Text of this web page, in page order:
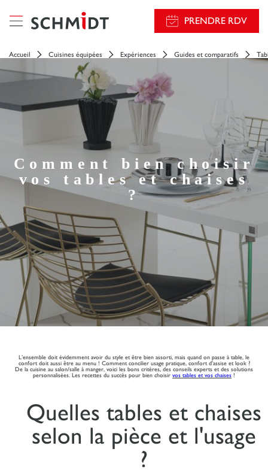
PRENDRE RDV
Accueil Cuisines équipées Expériences Guides et comparatifs
Comment bien choisir
vos tables et chaises
?
L’ensemble doit évidemment avoir du style et être bien assorti, mais quand on passe à table, le
confort doit aussi être au menu ! Comment concilier usage pratique, confort d’assise et look ?
De la cuisine au salon/salle à manger, voici les bons critères, des conseils experts et des solutions
personnalisées. Les recettes du succès pour bien choisir vos tables et vos chaises !
Quelles tables et chaises
selon la pièce et l'usage
?